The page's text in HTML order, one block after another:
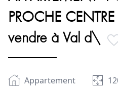
PROCHE CENTRE
vendre à Val d\
Appartement